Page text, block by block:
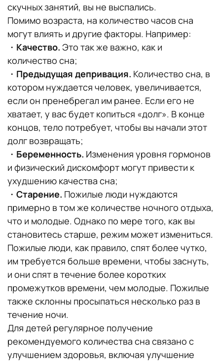
скучных занятий, вы не выспались.
Помимо возраста, на количество часов сна
могут влиять и другие факторы. Например:
・ Качество. Это так же важно, как и
количество сна;
・ Предыдущая депривация. Количество сна, в
котором нуждается человек, увеличивается,
если он пренебрегал им ранее. Если его не
хватает, у вас будет копиться «долг». В конце
концов, тело потребует, чтобы вы начали этот
долг возвращать;
・ Беременность. Изменения уровня гормонов
и физический дискомфорт могут привести к
ухудшению качества сна;
・ Старение. Пожилые люди нуждаются
примерно в том же количестве ночного отдыха,
что и молодые. Однако по мере того, как вы
становитесь старше, режим может измениться.
Пожилые люди, как правило, спят более чутко,
им требуется больше времени, чтобы заснуть,
и они спят в течение более коротких
промежутков времени, чем молодые. Пожилые
также склонны просыпаться несколько раз в
течение ночи.
Для детей регулярное получение
рекомендуемого количества сна связано с
улучшением здоровья, включая улучшение